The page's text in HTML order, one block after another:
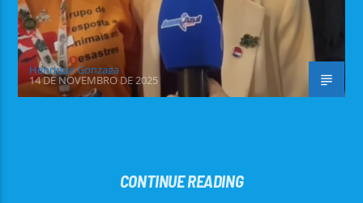
Henrique Gonzaga
14 DE NOVEMBRO DE 2025
CONTINUE READING